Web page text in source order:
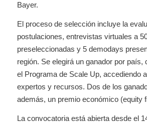
Bayer.
El proceso de selección incluye la
postulaciones, entrevistas virtuales a
preseleccionadas y 5 demodays
región. Se elegirá un ganador por país,
el Programa de Scale Up, accediendo
expertos y recursos. Dos de los
además, un premio económico (equity
La convocatoria está abierta desde el